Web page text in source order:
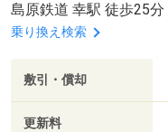
島原鉄道 幸駅 徒歩25分
乗り換え検索
敷引・償却
更新料